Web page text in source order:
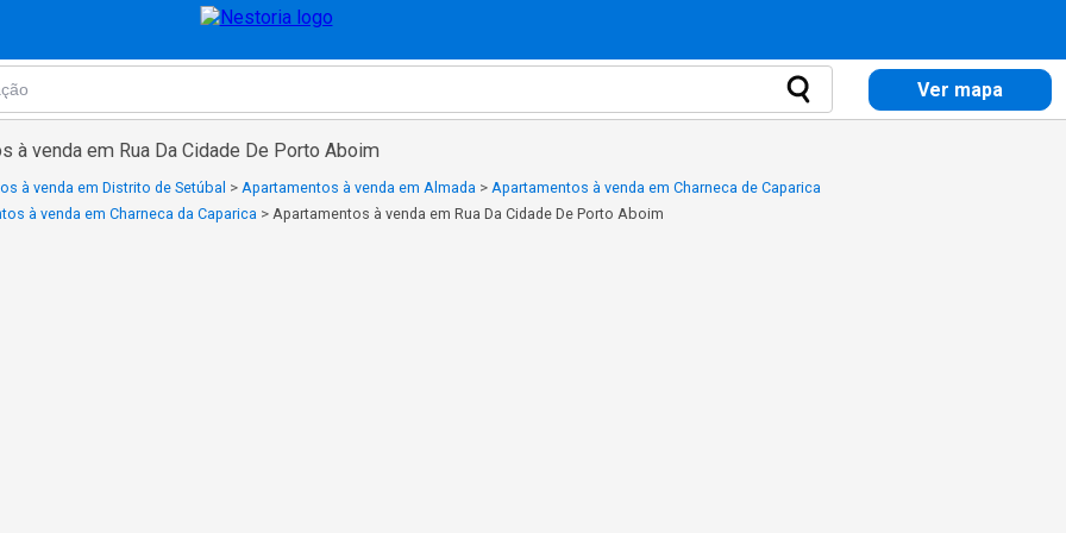
Ver mapa
à venda em Rua Da Cidade De Porto Aboim
à venda em Distrito de Setúbal > Apartamentos à venda em Almada > Apartamentos à venda em Charneca de Caparica
à venda em Charneca da Caparica > Apartamentos à venda em Rua Da Cidade De Porto Aboim